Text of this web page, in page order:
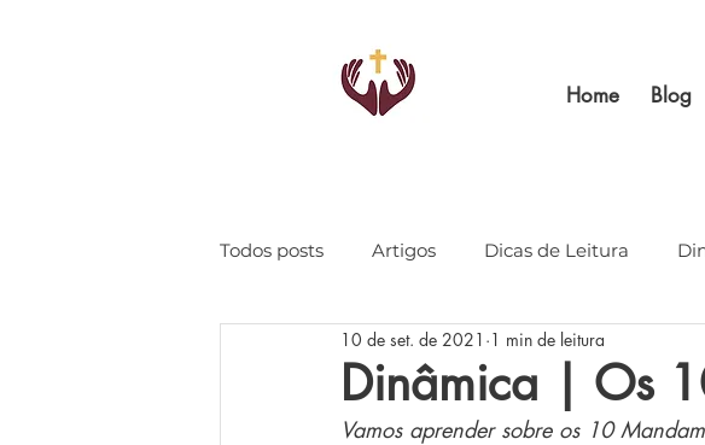
Home Blog
Todos posts Artigos Dicas de Leitura
Dinâmica | Os
10 de set. de 2021 1 min de leitura
Vamos aprender sobre os 10